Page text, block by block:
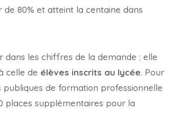
80% et atteint la centaine dans
dans les chiffres de la demande : elle
celle de élèves inscrits au lycée. Pour
publiques de formation professionnelle
places supplémentaires pour la